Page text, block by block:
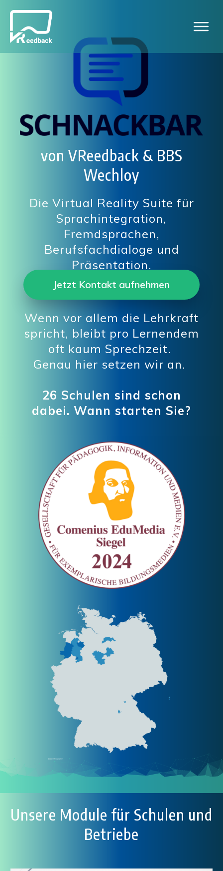
von VReedback & BBS
Wechloy
Die Virtual Reality Suite für
Sprachintegration,
Fremdsprachen,
Berufsfachdialoge und
Präsentation.
Jetzt Kontakt aufnehmen
Wenn vor allem die Lehrkraft
spricht, bleibt pro Lernendem
oft kaum Sprechzeit.
Genau hier setzen wir an.
26 Schulen sind schon
dabei. Wann starten Sie?
Unsere Module für Schulen und
Betriebe